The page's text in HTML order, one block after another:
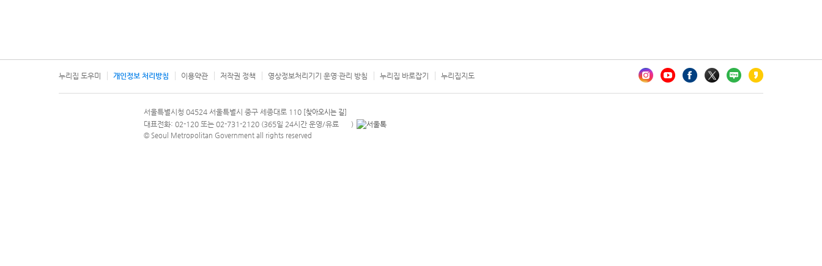
누리집 도우미 개인정보 처리방침 이용약관 저작권 정책 영상정보처리기기 운영·관리 방침 누리집 바로잡기 누리집지도
문의 전화번호 120, 120 다산콜재단
서울특별시청 04524 서울특별시 중구 세종대로 110 [찾아오시는 길]
대표전화: 02-120 또는 02-731-2120 (365일 24시간 운영/유료 안내팝업 열기
)
© Seoul Metropolitan Government all rights reserved